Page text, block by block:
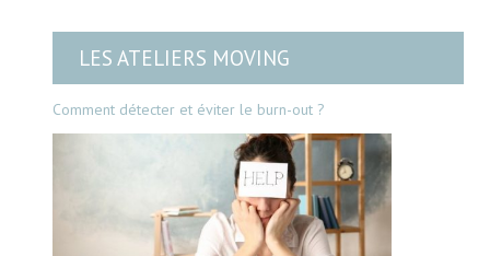
LES ATELIERS MOVING
Comment détecter et éviter le burn-out ?